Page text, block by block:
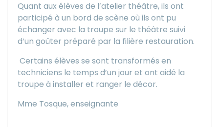
Quant aux élèves de l’atelier théâtre, ils ont
participé à un bord de scène où ils ont pu
échanger avec la troupe sur le théâtre suivi
d’un goûter préparé par la filière restauration.
Certains élèves se sont transformés en
techniciens le temps d’un jour et ont aidé la
troupe à installer et ranger le décor.
Mme Tosque, enseignante